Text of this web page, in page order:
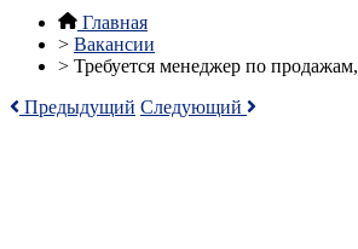
Главная
> Вакансии
> Требуется менеджер по продажам,
Предыдущий Следующий